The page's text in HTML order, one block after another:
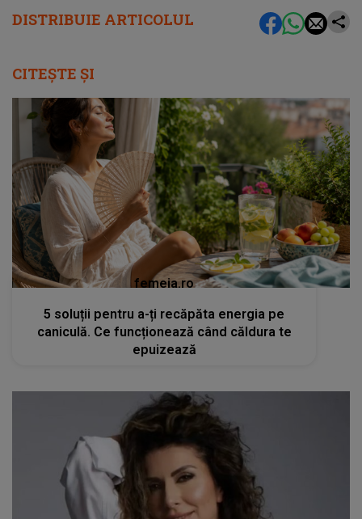
DISTRIBUIE ARTICOLUL
CITEȘTE ȘI
femeia.ro
5 soluții pentru a-ți recăpăta energia pe
caniculă. Ce funcționează când căldura te
epuizează